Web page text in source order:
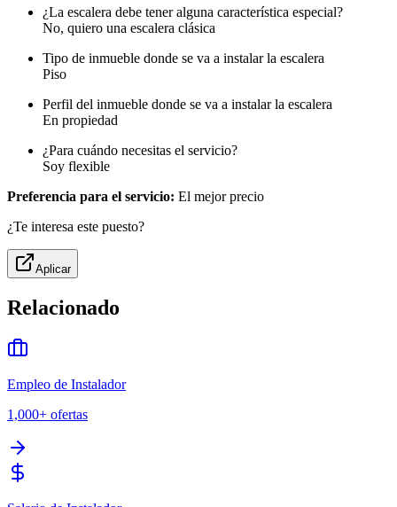
¿La escalera debe tener alguna característica especial?
No, quiero una escalera clásica
Tipo de inmueble donde se va a instalar la escalera
Piso
Perfil del inmueble donde se va a instalar la escalera
En propiedad
¿Para cuándo necesitas el servicio?
Soy flexible
Preferencia para el servicio: El mejor precio
¿Te interesa este puesto?
Aplicar
Relacionado
Empleo de Instalador
1,000+ ofertas